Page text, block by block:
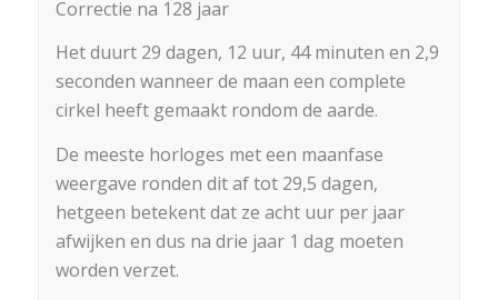
Correctie na 128 jaar
Het duurt 29 dagen, 12 uur, 44 minuten en 2,9
seconden wanneer de maan een complete
cirkel heeft gemaakt rondom de aarde.
De meeste horloges met een maanfase
weergave ronden dit af tot 29,5 dagen,
hetgeen betekent dat ze acht uur per jaar
afwijken en dus na drie jaar 1 dag moeten
worden verzet.